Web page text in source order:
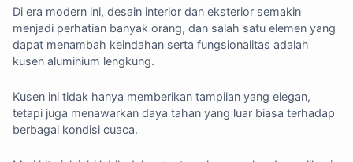
Di era modern ini, desain interior dan eksterior semakin
menjadi perhatian banyak orang, dan salah satu elemen yang
dapat menambah keindahan serta fungsionalitas adalah
kusen aluminium lengkung.
Kusen ini tidak hanya memberikan tampilan yang elegan,
tetapi juga menawarkan daya tahan yang luar biasa terhadap
berbagai kondisi cuaca.